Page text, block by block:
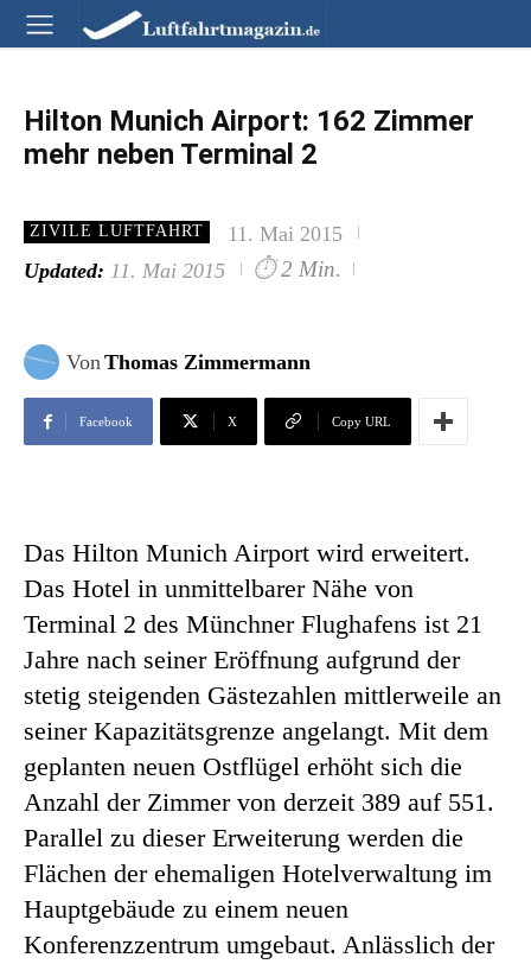
Hilton Munich Airport: 162 Zimmer
mehr neben Terminal 2
ZIVILE LUFTFAHRT
11. Mai 2015
Updated: 11. Mai 2015 ⏱ 2 Min.
VonThomas Zimmermann
Facebook X Copy URL
Das Hilton Munich Airport wird erweitert.
Das Hotel in unmittelbarer Nähe von
Terminal 2 des Münchner Flughafens ist 21
Jahre nach seiner Eröffnung aufgrund der
stetig steigenden Gästezahlen mittlerweile an
seiner Kapazitätsgrenze angelangt. Mit dem
geplanten neuen Ostflügel erhöht sich die
Anzahl der Zimmer von derzeit 389 auf 551.
Parallel zu dieser Erweiterung werden die
Flächen der ehemaligen Hotelverwaltung im
Hauptgebäude zu einem neuen
Konferenzzentrum umgebaut. Anlässlich der